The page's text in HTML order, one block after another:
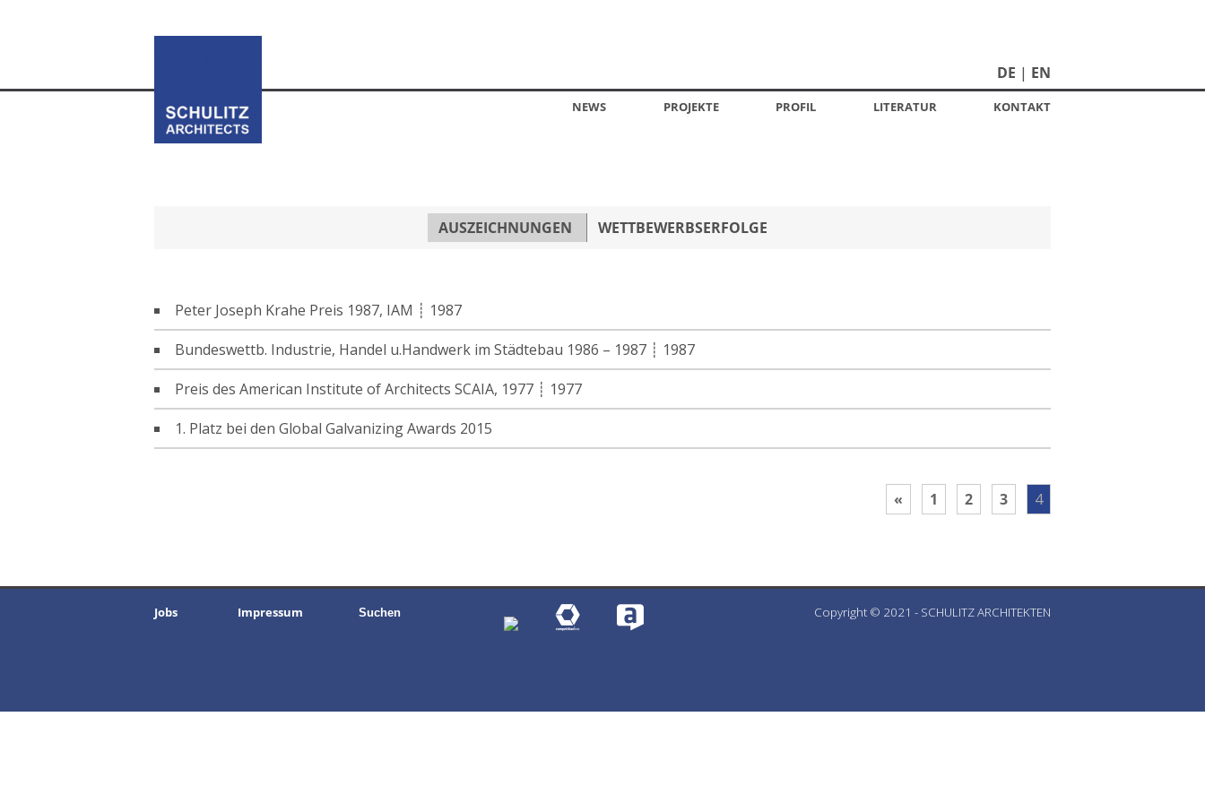
DE EN
NEWS PROJEKTE PROFIL LITERATUR KONTAKT
AUSZEICHNUNGEN WETTBEWERBSERFOLGE
Peter Joseph Krahe Preis 1987, IAM ┊ 1987
Bundeswettb. Industrie, Handel u.Handwerk im Städtebau 1986 – 1987 ┊ 1987
Preis des American Institute of Architects SCAIA, 1977 ┊ 1977
1. Platz bei den Global Galvanizing Awards 2015
« 1 2 3 4
Jobs Impressum Copyright © 2021 - SCHULITZ ARCHITEKTEN